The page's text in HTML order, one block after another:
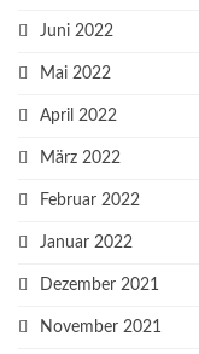
Juni 2022
Mai 2022
April 2022
März 2022
Februar 2022
Januar 2022
Dezember 2021
November 2021